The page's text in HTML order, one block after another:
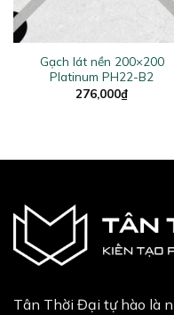
Gạch lát nền 200×200
Platinum PH22-B2
276,000₫
Tân Thời Đại tự hào là